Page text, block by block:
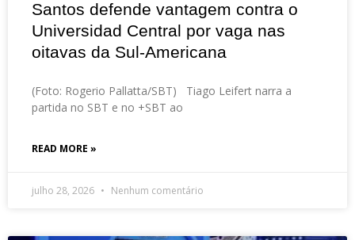
Santos defende vantagem contra o
Universidad Central por vaga nas
oitavas da Sul-Americana
(Foto: Rogerio Pallatta/SBT) Tiago Leifert narra a
partida no SBT e no +SBT ao
READ MORE »
julho 28, 2026 Nenhum comentário